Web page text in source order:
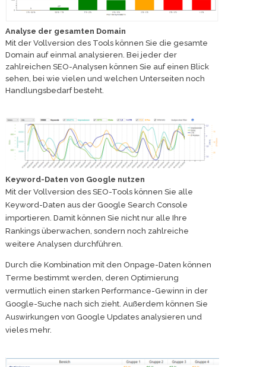
Analyse der gesamten Domain
Mit der Vollversion des Tools können Sie die gesamte
Domain auf einmal analysieren. Bei jeder der
zahlreichen SEO-Analysen können Sie auf einen Blick
sehen, bei wie vielen und welchen Unterseiten noch
Handlungsbedarf besteht.
Keyword-Daten von Google nutzen
Mit der Vollversion des SEO-Tools können Sie alle
Keyword-Daten aus der Google Search Console
importieren. Damit können Sie nicht nur alle Ihre
Rankings überwachen, sondern noch zahlreiche
weitere Analysen durchführen.
Durch die Kombination mit den Onpage-Daten können
Terme bestimmt werden, deren Optimierung
vermutlich einen starken Performance-Gewinn in der
Google-Suche nach sich zieht. Außerdem können Sie
Auswirkungen von Google Updates analysieren und
vieles mehr.